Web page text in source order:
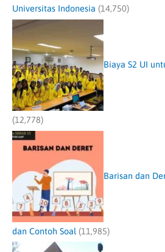
Universitas Indonesia (14,750)
Biaya S2 UI
(12,778)
Barisan dan
dan Contoh Soal (11,985)